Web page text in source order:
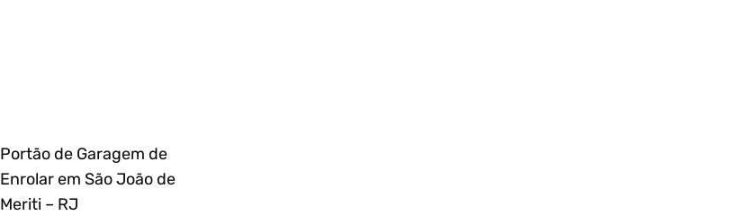
Portão de Garagem de
Enrolar em São João de
Meriti – RJ